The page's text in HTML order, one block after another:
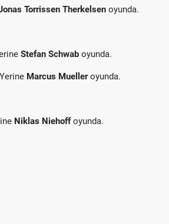
Torrissen Therkelsen oyunda.
Stefan Schwab oyunda.
Marcus Muelleroyunda.
Niklas Niehoffoyunda.